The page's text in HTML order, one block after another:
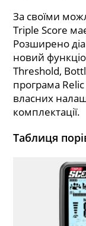
За своїми
Triple Score
Розширено
новий
Threshold,
програма
власних
комплектації.
Таблиця